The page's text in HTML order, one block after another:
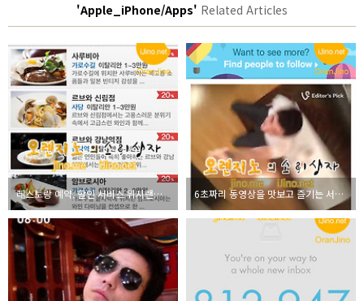
'Apple_iPhone/Apps' Related Articles
레스토랑 예약, 할인 서비스 위시랜드 아이폰 어플 리뷰 6초짜리 동영상을 맛보고 즐기는 서비스 Vine